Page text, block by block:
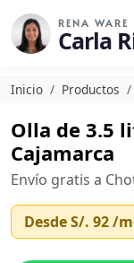
RENA WARE
Carla
Inicio Productos
Olla de 3.5
Cajamarca
Envío gratis a
DesdeS/. 92/